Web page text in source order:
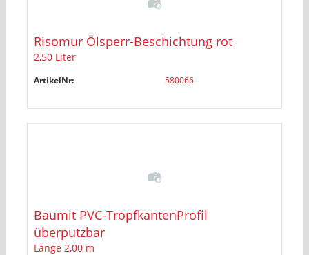
Risomur Ölsperr-Beschichtung rot
2,50 Liter
ArtikelNr: 580066
Baumit PVC-TropfkantenProfil
überputzbar
Länge 2,00 m